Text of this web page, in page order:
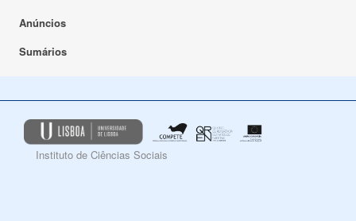
Anúncios
Sumários
Instituto de Ciências Sociais